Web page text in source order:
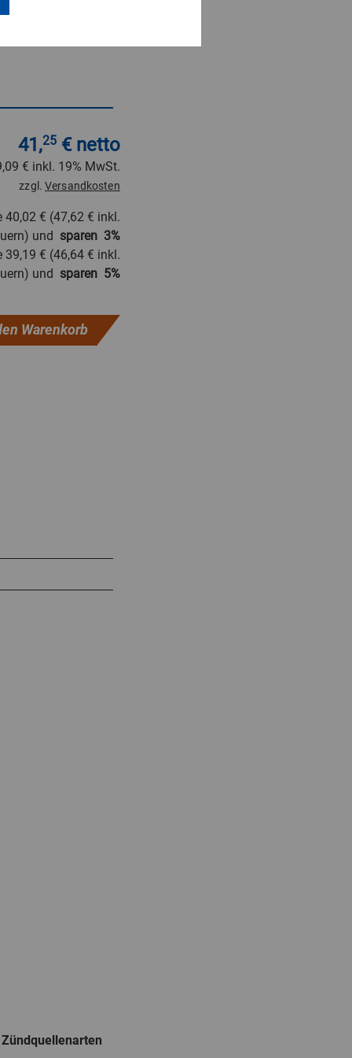
41,25€ netto
€ inkl. 19% MwSt.
zzgl.Versandkosten
40,02 € (47,62 € inkl.
und sparen 3%
39,19 € (46,64 € inkl.
und sparen 5%
Warenkorb